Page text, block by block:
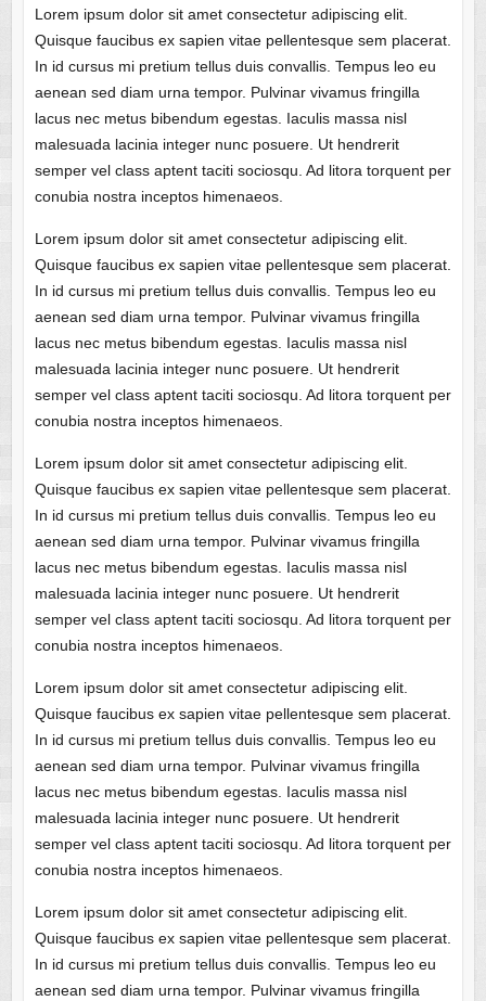
Lorem ipsum dolor sit amet consectetur adipiscing elit.
Quisque faucibus ex sapien vitae pellentesque sem placerat.
In id cursus mi pretium tellus duis convallis. Tempus leo eu
aenean sed diam urna tempor. Pulvinar vivamus fringilla
lacus nec metus bibendum egestas. Iaculis massa nisl
malesuada lacinia integer nunc posuere. Ut hendrerit
semper vel class aptent taciti sociosqu. Ad litora torquent per
conubia nostra inceptos himenaeos.
Lorem ipsum dolor sit amet consectetur adipiscing elit.
Quisque faucibus ex sapien vitae pellentesque sem placerat.
In id cursus mi pretium tellus duis convallis. Tempus leo eu
aenean sed diam urna tempor. Pulvinar vivamus fringilla
lacus nec metus bibendum egestas. Iaculis massa nisl
malesuada lacinia integer nunc posuere. Ut hendrerit
semper vel class aptent taciti sociosqu. Ad litora torquent per
conubia nostra inceptos himenaeos.
Lorem ipsum dolor sit amet consectetur adipiscing elit.
Quisque faucibus ex sapien vitae pellentesque sem placerat.
In id cursus mi pretium tellus duis convallis. Tempus leo eu
aenean sed diam urna tempor. Pulvinar vivamus fringilla
lacus nec metus bibendum egestas. Iaculis massa nisl
malesuada lacinia integer nunc posuere. Ut hendrerit
semper vel class aptent taciti sociosqu. Ad litora torquent per
conubia nostra inceptos himenaeos.
Lorem ipsum dolor sit amet consectetur adipiscing elit.
Quisque faucibus ex sapien vitae pellentesque sem placerat.
In id cursus mi pretium tellus duis convallis. Tempus leo eu
aenean sed diam urna tempor. Pulvinar vivamus fringilla
lacus nec metus bibendum egestas. Iaculis massa nisl
malesuada lacinia integer nunc posuere. Ut hendrerit
semper vel class aptent taciti sociosqu. Ad litora torquent per
conubia nostra inceptos himenaeos.
Lorem ipsum dolor sit amet consectetur adipiscing elit.
Quisque faucibus ex sapien vitae pellentesque sem placerat.
In id cursus mi pretium tellus duis convallis. Tempus leo eu
aenean sed diam urna tempor. Pulvinar vivamus fringilla